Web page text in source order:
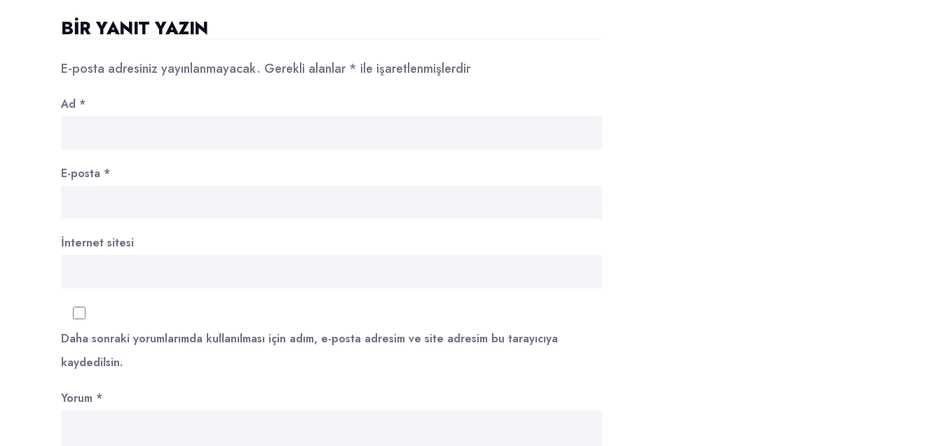
BIR YANIT YAZIN
E-posta adresiniz yayınlanmayacak. Gerekli alanlar* ile işaretlenmişlerdir
Ad *
E-posta *
İnternet sitesi
Daha sonraki yorumlarımda kullanılması için adım, e-posta adresim ve site adresim bu tarayıcıya
kaydedilsin.
Yorum *